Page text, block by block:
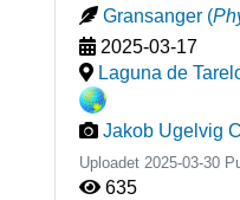
Gransanger (
2025-03-17
Laguna de
Jakob Ugelvig
Uploadet 2025-03-30
635